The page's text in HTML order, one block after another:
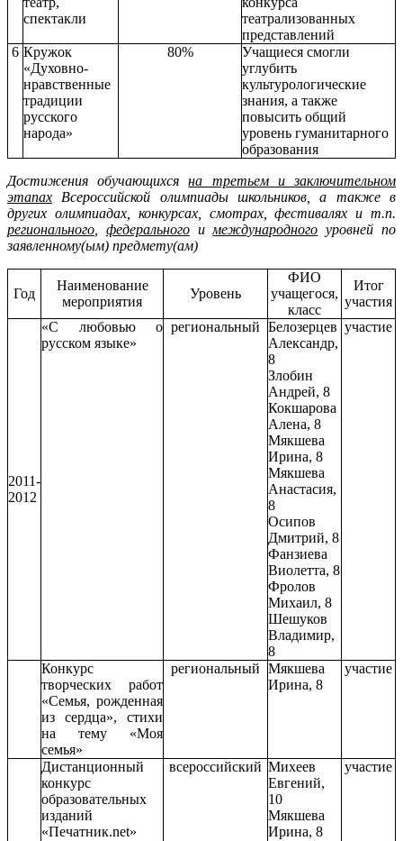
спектакли
театрализованных
представлений
6 Кружок
«Духовно-
нравственные
традиции
русского
народа»
80%
Учащиеся смогли
углубить
культурологические
знания, а также
повысить общий
уровень гуманитарного
образования
Достижения обучающихсяна третьем и заключительном
этапах Всероссийской олимпиады школьников, а также в
других олимпиадах, конкурсах, смотрах, фестивалях и т.п.
регионального
федеральногои международного уровней по
заявленному(ым) предмету(ам)
Год
Наименование
мероприятия
Уровень
ФИО
учащегося,
класс
Итог
участия
2011-
2012
«С любовью о
русском языке»
региональный Белозерцев
Александр,
8
Злобин
Андрей, 8
Кокшарова
Алена, 8
Мякшева
Ирина, 8
Мякшева
Анастасия,
8
Осипов
Дмитрий, 8
Фанзиева
Виолетта, 8
Фролов
Михаил, 8
Шешуков
Владимир,
8
участие
Конкурс
творческих работ
«Семья, рожденная
из сердца», стихи
на тему «Моя
семья»
региональный Мякшева
Ирина, 8
участие
Дистанционный
конкурс
образовательных
изданий
«Печатник.net»
всероссийский Михеев
Евгений,
10
Мякшева
Ирина, 8
участие